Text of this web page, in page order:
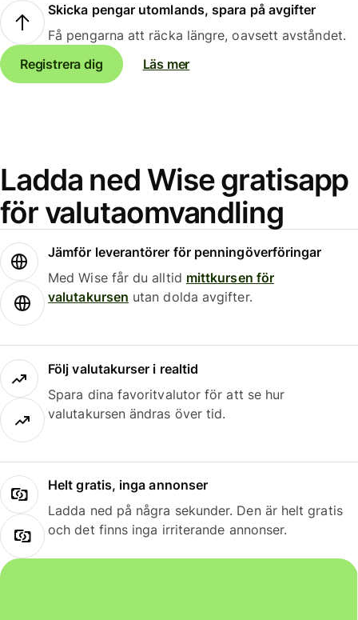
Skicka pengar utomlands, spara på avgifter
Få pengarna att räcka längre, oavsett avståndet.
Registrera dig
Läs mer
Ladda ned Wise gratisapp
för valutaomvandling
Jämför leverantörer för penningöverföringar
Med Wise får du alltid mittkursen för
valutakursen utan dolda avgifter.
Följ valutakurser i realtid
Spara dina favoritvalutor för att se hur
valutakursen ändras över tid.
Helt gratis, inga annonser
Ladda ned på några sekunder. Den är helt gratis
och det finns inga irriterande annonser.